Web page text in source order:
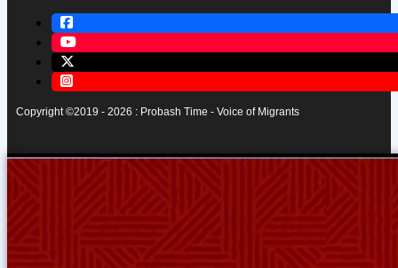
Copyright ©2019 - 2026 : Probash Time - Voice of Migrants